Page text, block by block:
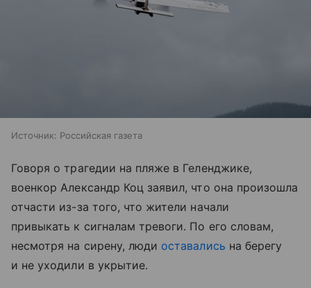
Источник: Российская газета
Говоря о трагедии на пляже в Геленджике,
военкор Александр Коц заявил, что она произошла
отчасти из-за того, что жители начали
привыкать к сигналам тревоги. По его словам,
несмотря на сирену, люди оставались на берегу
и не уходили в укрытие.